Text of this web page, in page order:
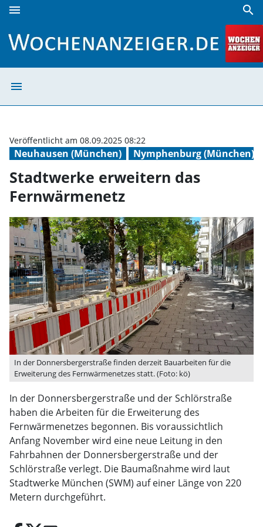
menu search
menu
Neuhausen (München) Nymphenburg (München)
Veröffentlicht am 08.09.2025 08:22
Stadtwerke erweitern das
Fernwärmenetz
In der Donnersbergerstraße finden derzeit Bauarbeiten für die
Erweiterung des Fernwärmenetzes statt. (Foto: kö)
In der Donnersbergerstraße und der Schlörstraße
haben die Arbeiten für die Erweiterung des
Fernwärmenetzes begonnen. Bis voraussichtlich
Anfang November wird eine neue Leitung in den
Fahrbahnen der Donnersbergerstraße und der
Schlörstraße verlegt. Die Baumaßnahme wird laut
Stadtwerke München (SWM) auf einer Länge von 220
Metern durchgeführt.